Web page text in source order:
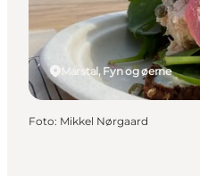
Marstal, Fyn og øerne
Foto: Mikkel Nørgaard